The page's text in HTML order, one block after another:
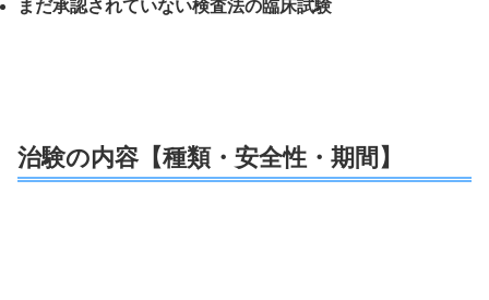
まだ承認されていない検査法の臨床試験
治験の内容【種類・安全性・期間】